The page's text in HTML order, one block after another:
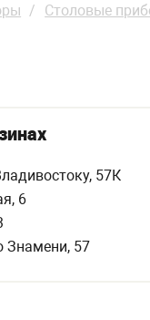
Столовые
57К
6
Знамени, 57